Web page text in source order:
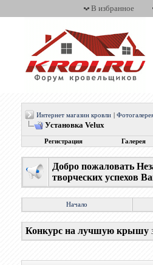
В избранное
Интернет магазин кровли
Установка Velux
Регистрация Галерея
Добро пожаловать
творческих успехов
Начало
Конкурс на лучшую крышу